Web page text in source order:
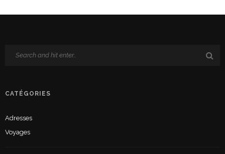
CATÉGORIES
Adresses
Voyages